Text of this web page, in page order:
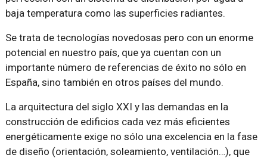
baja temperatura como las superficies radiantes.
Se trata de tecnologías novedosas pero con un enorme
potencial en nuestro país, que ya cuentan con un
importante número de referencias de éxito no sólo en
España, sino también en otros países del mundo.
La arquitectura del siglo XXI y las demandas en la
construcción de edificios cada vez más eficientes
energéticamente exige no sólo una excelencia en la fase
de diseño (orientación, soleamiento, ventilación…), que